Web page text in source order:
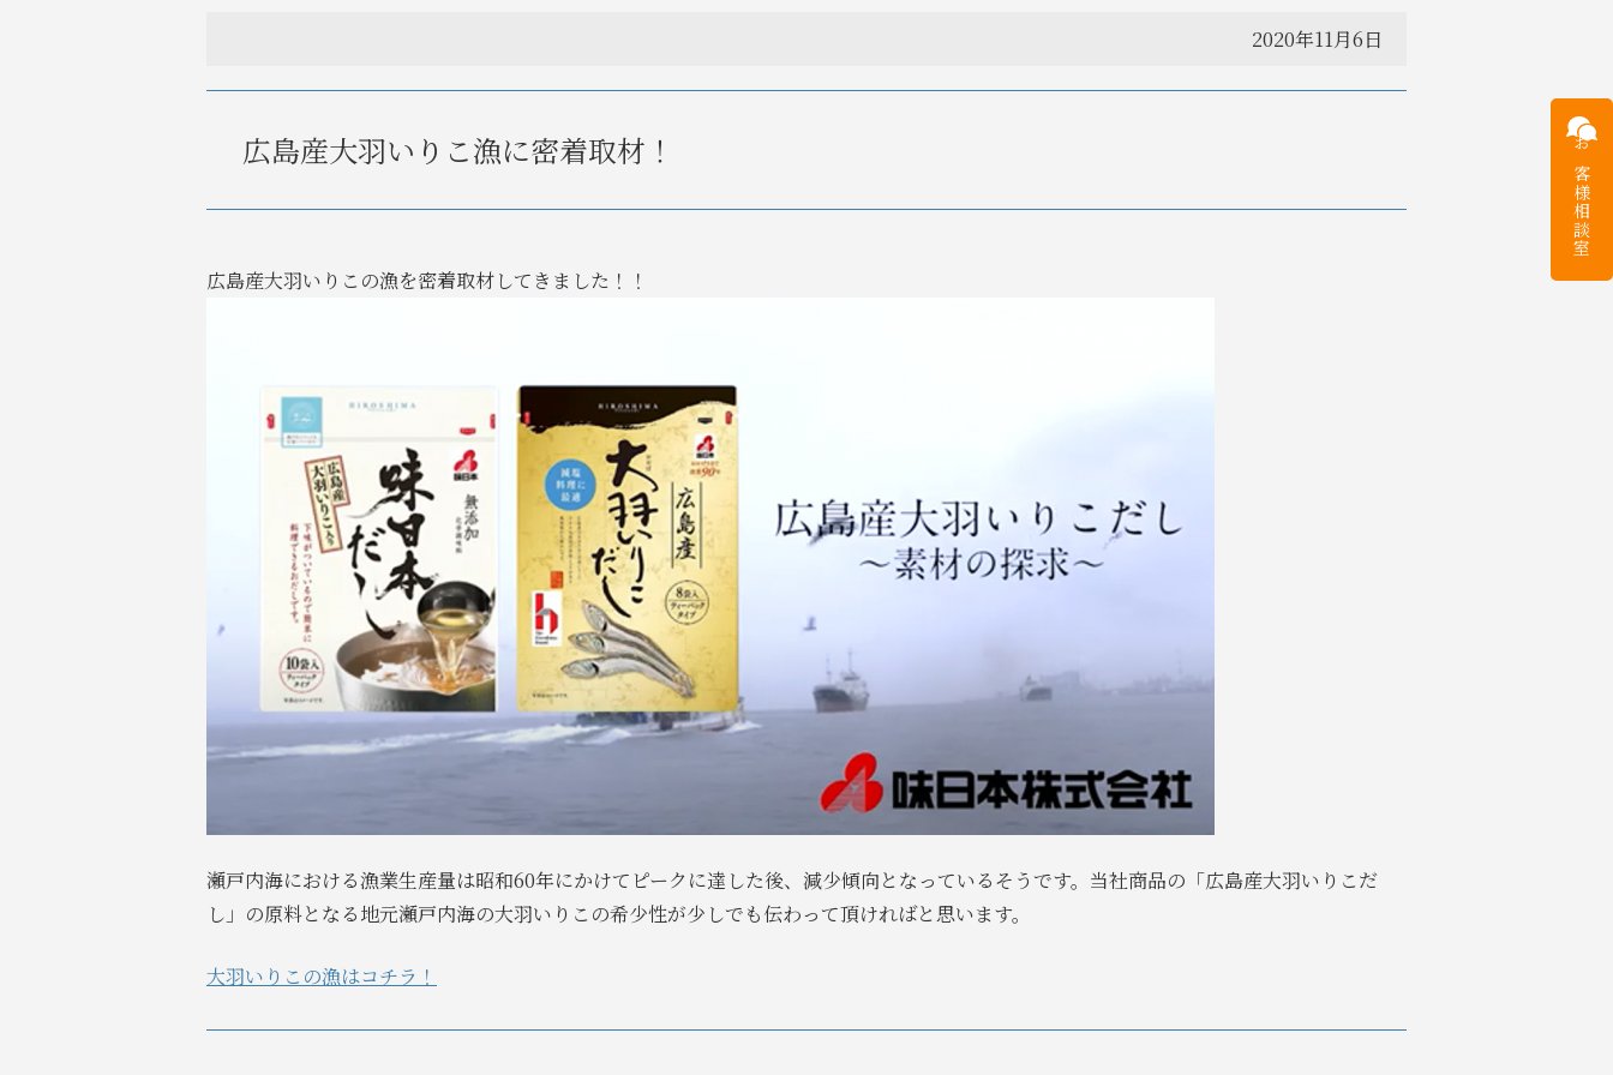
2020年11月6日
広島産大羽いりこ漁に密着取材！
広島産大羽いりこの漁を密着取材してきました！！
瀬戸内海における漁業生産量は昭和60年にかけてピークに達した後、減少傾向となっているそうです。当社商品の「広島産大羽いりこだ
し」の原料となる地元瀬戸内海の大羽いりこの希少性が少しでも伝わって頂ければと思います。
大羽いりこの漁はコチラ！
お客様
相談室